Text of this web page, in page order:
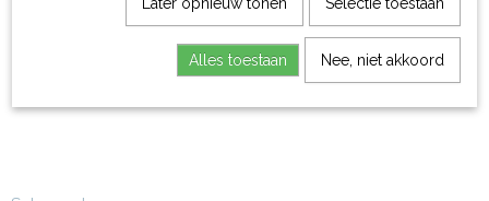
Alles toestaan Nee, niet akkoord